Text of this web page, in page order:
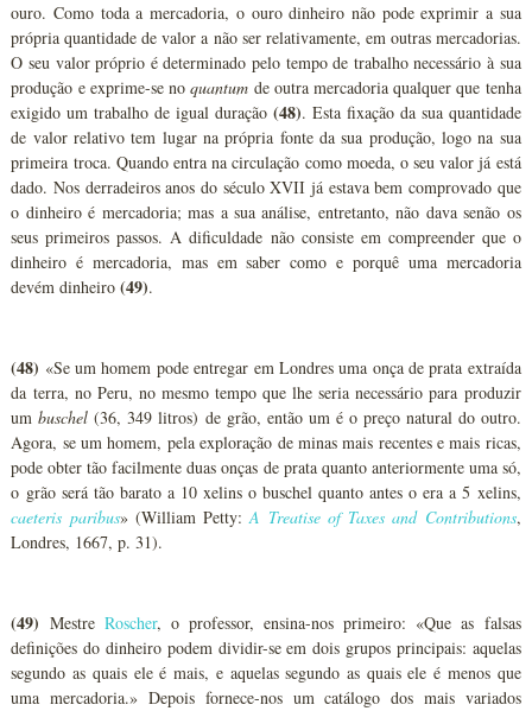
ouro. Como toda a mercadoria, o ouro dinheiro não pode exprimir a sua
própria quantidade de valor a não ser relativamente, em outras mercadorias.
O seu valor próprio é determinado pelo tempo de trabalho necessário à sua
produção e exprime-se noquantum de outra mercadoria qualquer que tenha
exigido um trabalho de igual duração (48). Esta fixação da sua quantidade
de valor relativo tem lugar na própria fonte da sua produção, logo na sua
primeira troca. Quando entra na circulação como moeda, o seu valor já está
dado. Nos derradeiros anos do século XVII já estava bem comprovado que
o dinheiro é mercadoria; mas a sua análise, entretanto, não dava senão os
seus primeiros passos. A dificuldade não consiste em compreender que o
dinheiro é mercadoria, mas em saber como e porquê uma mercadoria
devém dinheiro(49).
(48) «Se um homem pode entregar em Londres uma onça de prata extraída
da terra, no Peru, no mesmo tempo que lhe seria necessário para produzir
umbuschel (36, 349 litros) de grão, então um é o preço natural do outro.
Agora, se um homem, pela exploração de minas mais recentes e mais ricas,
pode obter tão facilmente duas onças de prata quanto anteriormente uma só,
o grão será tão barato a 10 xelins o buschel quanto antes o era a 5 xelins,
caeteris paribus» (William Petty:A Treatise of Taxes and Contributions,
Londres, 1667, p. 31).
(49) Mestre Roscher, o professor, ensina-nos primeiro: «Que as falsas
definições do dinheiro podem dividir-se em dois grupos principais: aquelas
segundo as quais ele é mais, e aquelas segundo as quais ele é menos que
uma mercadoria.» Depois fornece-nos um catálogo dos mais variados